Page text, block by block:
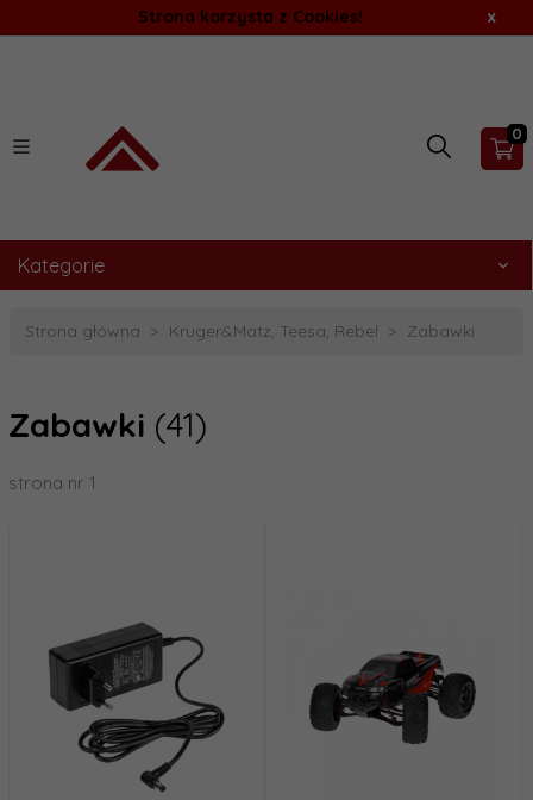
Strona korzysta z Cookies! x
0
Kategorie
Strona główna Kruger&Matz, Teesa, Rebel Zabawki
Zabawki (41)
strona nr 1